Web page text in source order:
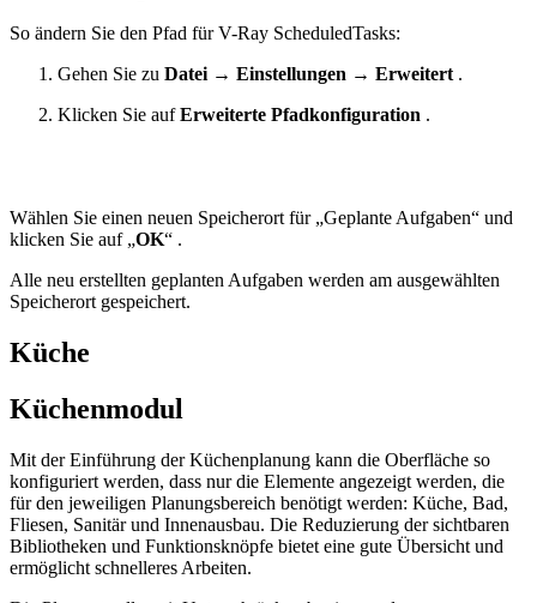
So ändern Sie den Pfad für V-Ray ScheduledTasks:
Gehen Sie zu Datei → Einstellungen → Erweitert .
Klicken Sie aufErweiterte Pfadkonfiguration .
Wählen Sie einen neuen Speicherort für „Geplante Aufgaben“ und
klicken Sie auf „OK“ .
Alle neu erstellten geplanten Aufgaben werden am ausgewählten
Speicherort gespeichert.
Küche
Küchenmodul
Mit der Einführung der Küchenplanung kann die Oberfläche so
konfiguriert werden, dass nur die Elemente angezeigt werden, die
für den jeweiligen Planungsbereich benötigt werden: Küche, Bad,
Fliesen, Sanitär und Innenausbau. Die Reduzierung der sichtbaren
Bibliotheken und Funktionsknöpfe bietet eine gute Übersicht und
ermöglicht schnelleres Arbeiten.